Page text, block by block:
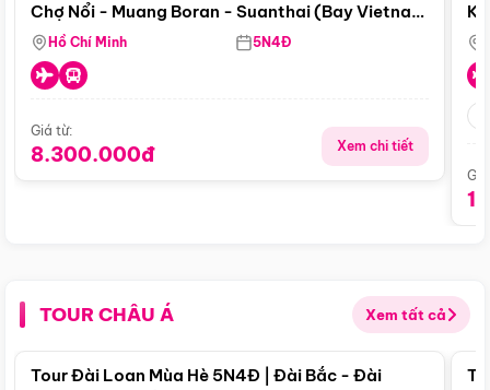
Chợ Nổi - Muang Boran - Suanthai (Bay Vietnam
Airlines)
Hồ Chí Minh 5N4Đ
Giá từ:
8.300.000đ Xem chi tiết
TOUR CHÂU Á Xem tất cả
Điểm nổi bật
Tour Đài Loan Mùa Hè 5N4Đ | Đài Bắc - Đài